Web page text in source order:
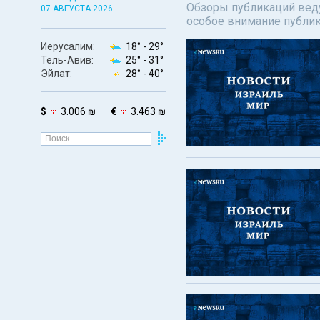
07 АВГУСТА 2026
Иерусалим: 18° - 29°
Тель-Авив:
25° - 31°
Эйлат:
28° - 40°
$ 3.006 ₪ € 3.463 ₪
Обзоры публикаций
особое внимание